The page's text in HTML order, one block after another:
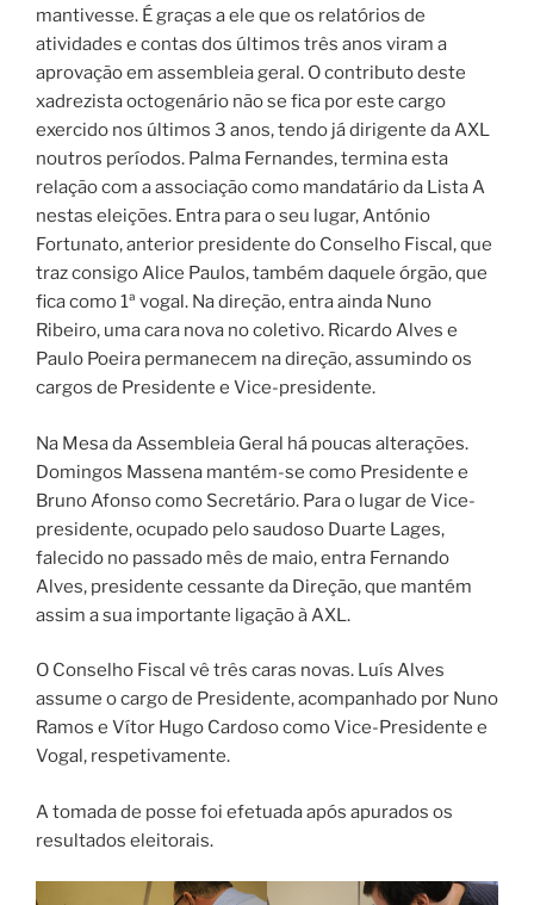
mantivesse. É graças a ele que os relatórios de
atividades e contas dos últimos três anos viram a
aprovação em assembleia geral. O contributo deste
xadrezista octogenário não se fica por este cargo
exercido nos últimos 3 anos, tendo já dirigente da AXL
noutros períodos. Palma Fernandes, termina esta
relação com a associação como mandatário da Lista A
nestas eleições. Entra para o seu lugar, António
Fortunato, anterior presidente do Conselho Fiscal, que
traz consigo Alice Paulos, também daquele órgão, que
fica como 1ª vogal. Na direção, entra ainda Nuno
Ribeiro, uma cara nova no coletivo. Ricardo Alves e
Paulo Poeira permanecem na direção, assumindo os
cargos de Presidente e Vice-presidente.
Na Mesa da Assembleia Geral há poucas alterações.
Domingos Massena mantém-se como Presidente e
Bruno Afonso como Secretário. Para o lugar de Vice-
presidente, ocupado pelo saudoso Duarte Lages,
falecido no passado mês de maio, entra Fernando
Alves, presidente cessante da Direção, que mantém
assim a sua importante ligação à AXL.
O Conselho Fiscal vê três caras novas. Luís Alves
assume o cargo de Presidente, acompanhado por Nuno
Ramos e Vítor Hugo Cardoso como Vice-Presidente e
Vogal, respetivamente.
A tomada de posse foi efetuada após apurados os
resultados eleitorais.